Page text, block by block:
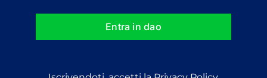
Entra in dao